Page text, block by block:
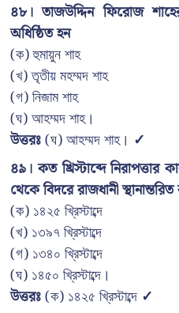
৪৮। তাজউদ্দিন ফিরোজ
অধিষ্ঠিত হন
(ক) হুমায়ুন শাহ
(খ) তৃতীয় মহম্মদ শাহ
(গ) নিজাম শাহ
(ঘ) আহম্মদ শাহ।
উত্তরঃ(ঘ) আহম্মদ শাহ। ✓
৪৯। কত খ্রিস্টাব্দে
থেকে বিদরে রাজধানী
(ক) ১৪২৫ খ্রিস্টাব্দে
(খ) ১৩৯৭ খ্রিস্টাব্দে
(গ) ১৩৪০ খ্রিস্টাব্দে
(ঘ) ১৪৫০ খ্রিস্টাব্দে।
উত্তরঃ(ক) ১৪২৫ খ্রিস্টাব্দে ✓